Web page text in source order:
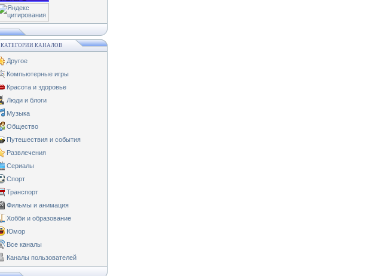
КАТЕГОРИИ КАНАЛОВ
Другое
Компьютерные игры
Красота и здоровье
Люди и блоги
Музыка
Общество
Путешествия и события
Развлечения
Сериалы
Спорт
Транспорт
Фильмы и анимация
Хобби и образование
Юмор
Все каналы
Каналы пользователей